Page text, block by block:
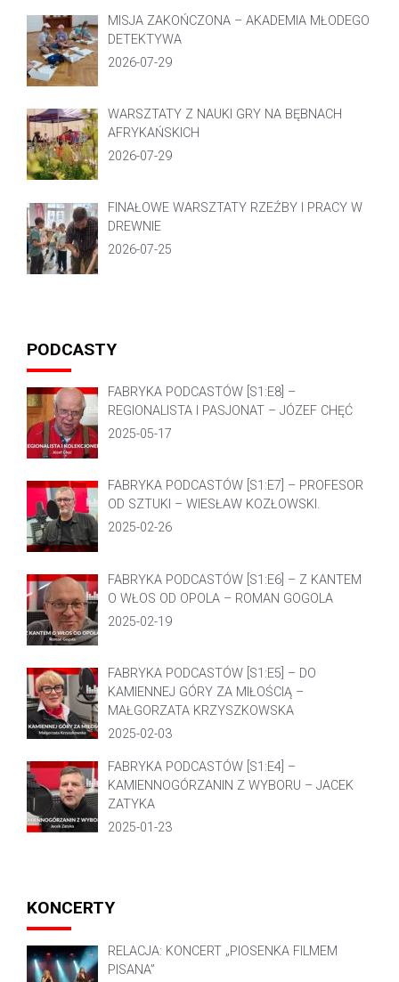
MISJA ZAKOŃCZONA – AKADEMIA MŁODEGO
DETEKTYWA
2026-07-29
WARSZTATY Z NAUKI GRY NA BĘBNACH
AFRYKAŃSKICH
2026-07-29
FINAŁOWE WARSZTATY RZEŹBY I PRACY W
DREWNIE
2026-07-25
PODCASTY
FABRYKA PODCASTÓW [S1:E8] –
REGIONALISTA I PASJONAT – JÓZEF CHĘĆ
2025-05-17
FABRYKA PODCASTÓW [S1:E7] – PROFESOR
OD SZTUKI – WIESŁAW KOZŁOWSKI.
2025-02-26
FABRYKA PODCASTÓW [S1:E6] – Z KANTEM
O WŁOS OD OPOLA – ROMAN GOGOLA
2025-02-19
FABRYKA PODCASTÓW [S1:E5] – DO
KAMIENNEJ GÓRY ZA MIŁOŚCIĄ –
MAŁGORZATA KRZYSZKOWSKA
2025-02-03
FABRYKA PODCASTÓW [S1:E4] –
KAMIENNOGÓRZANIN Z WYBORU – JACEK
ZATYKA
2025-01-23
KONCERTY
RELACJA: KONCERT „PIOSENKA FILMEM
PISANA”